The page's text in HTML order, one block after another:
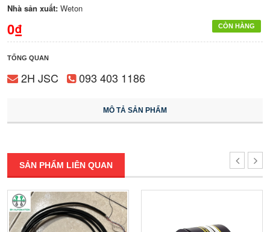
Nhà sản xuất: Weton
CÒN HÀNG
0₫
TỔNG QUAN
2H JSC 093 403 1186
MÔ TẢ SẢN PHẨM
SẢN PHẨM LIÊN QUAN